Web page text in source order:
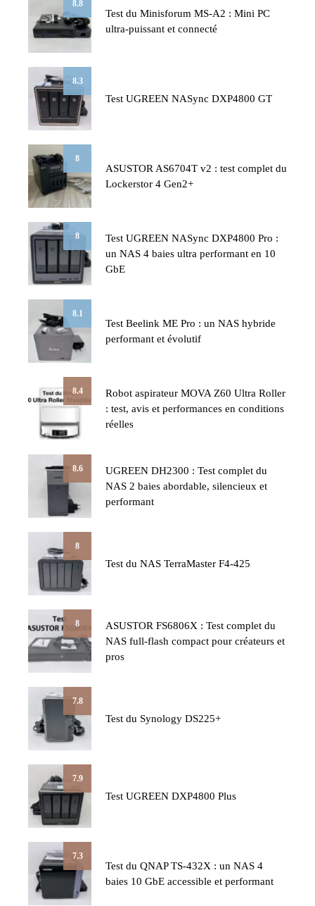
8.8
Test du Minisforum MS-A2 : Mini PC
ultra-puissant et connecté
8.3
Test UGREEN NASync DXP4800 GT
8
ASUSTOR AS6704T v2 : test complet du
Lockerstor 4 Gen2+
8
Test UGREEN NASync DXP4800 Pro :
un NAS 4 baies ultra performant en 10
GbE
8.1
Test Beelink ME Pro : un NAS hybride
performant et évolutif
8.4
Robot aspirateur MOVA Z60 Ultra Roller
: test, avis et performances en conditions
réelles
8.6
UGREEN DH2300 : Test complet du
NAS 2 baies abordable, silencieux et
performant
8
Test du NAS TerraMaster F4-425
8
ASUSTOR FS6806X : Test complet du
NAS full-flash compact pour créateurs et
pros
7.8
Test du Synology DS225+
7.9
Test UGREEN DXP4800 Plus
7.3
Test du QNAP TS-432X : un NAS 4
baies 10 GbE accessible et performant